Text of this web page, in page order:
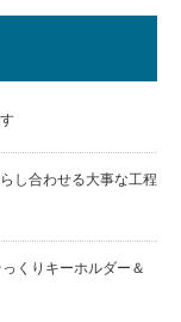
し合わせる大事な工程
くりキーホルダー＆